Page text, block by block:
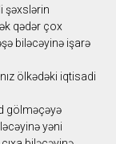
şəxslərin
qədər çox
biləcəyinə işarə
ölkədəki iqtisadi
gölməçəyə
yəni